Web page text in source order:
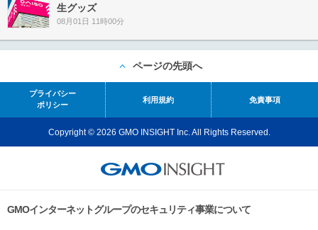
生グッズ
08月01日 11時00分
ページの先頭へ
プライバシー
ポリシー
利用規約 免責事項
Copyright © 2026 GMO INSIGHT Inc. All Rights Reserved.
GMOインターネットグループのセキュリティ事業について